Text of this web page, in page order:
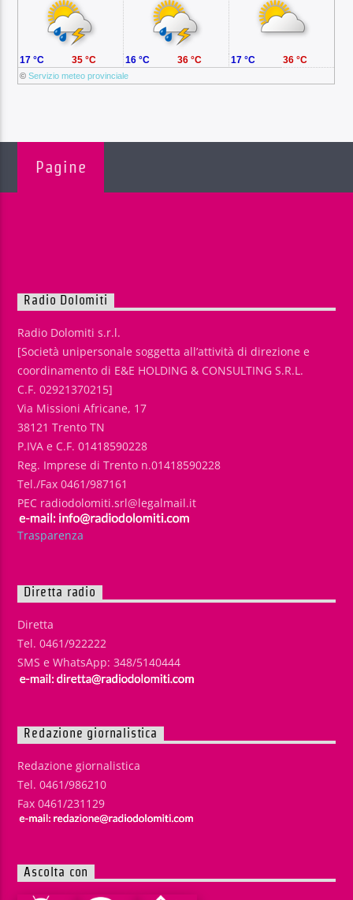
©Servizio meteo provinciale
17 °C 35 °C 16 °C 36 °C 17 °C 36 °C
Pagine
Radio Dolomiti
Radio Dolomiti s.r.l.
[Società unipersonale soggetta all’attività di direzione e
coordinamento di E&E HOLDING & CONSULTING S.R.L.
C.F. 02921370215]
Via Missioni Africane, 17
38121 Trento TN
P.IVA e C.F. 01418590228
Reg. Imprese di Trento n.01418590228
Tel./Fax 0461/987161
PEC radiodolomiti.srl@legalmail.it
Trasparenza
Diretta radio
Diretta
Tel. 0461/922222
SMS e WhatsApp: 348/5140444
Redazione giornalistica
Redazione giornalistica
Tel. 0461/986210
Fax 0461/231129
Ascolta con